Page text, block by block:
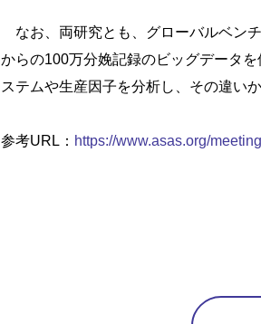
なお、両研究とも、グローバルベン
からの100万分娩記録のビッグデータ
ステムや生産因子を分析し、その違い
参考URL： https://www.asas.org/